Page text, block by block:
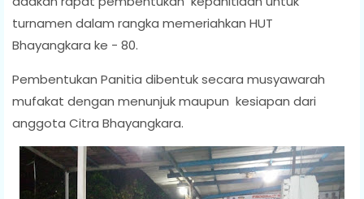
turnamen dalam rangka memeriahkan HUT
Bhayangkara ke - 80.
Pembentukan Panitia dibentuk secara musyawarah
mufakat dengan menunjuk maupun kesiapan dari
anggota Citra Bhayangkara.